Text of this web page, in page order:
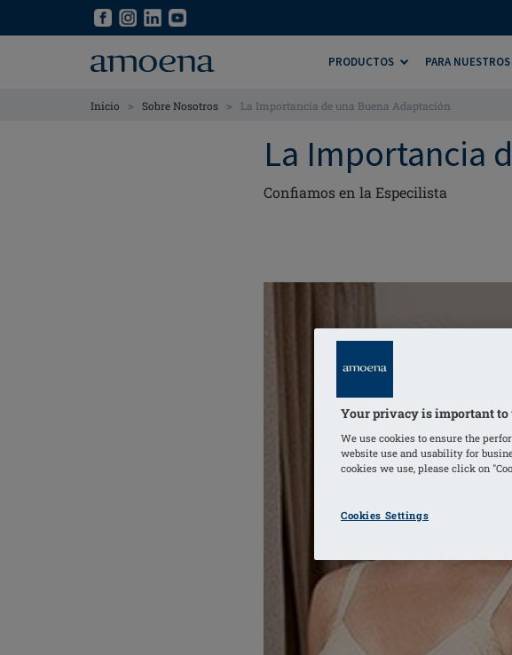
PRODUCTOS PARA
Inicio > Sobre Nosotros > La Importancia de una Buena Adaptación
La Importancia
Confiamos en la Especilista
Your privacy is important to
We use cookies to ensure the
website use and usability for
cookies we use, please click on
Cookies Settings